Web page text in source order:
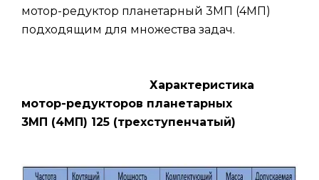
мотор-редуктор планетарный 3МП (4МП)
подходящим для множества задач.
Характеристика
мотор-редукторов планетарных
3МП (4МП) 125 (трехступенчатый)